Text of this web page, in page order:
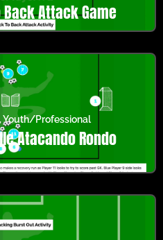
Back Attack Game
,Youth/Professional
Atacando Rondo